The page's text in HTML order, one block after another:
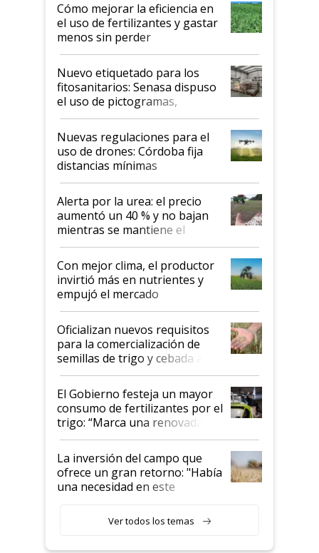
Cómo mejorar la eficiencia en
el uso de fertilizantes y gastar
menos sin perder
productividad en la campaña
fina
Nuevo etiquetado para los
fitosanitarios: Senasa dispuso
el uso de pictogramas,
palabras de advertencia e
indicaciones
Nuevas regulaciones para el
uso de drones: Córdoba fija
distancias mínimas
Alerta por la urea: el precio
aumentó un 40 % y no bajan
mientras se mantiene el
conflicto en Medio Oriente
Con mejor clima, el productor
invirtió más en nutrientes y
empujó el mercado
Oficializan nuevos requisitos
para la comercialización de
semillas de trigo y cebada a
granel
El Gobierno festeja un mayor
consumo de fertilizantes por el
trigo: “Marca una renovada
confianza de los productores”
La inversión del campo que
ofrece un gran retorno: "Había
una necesidad en este
Ver todos los temas